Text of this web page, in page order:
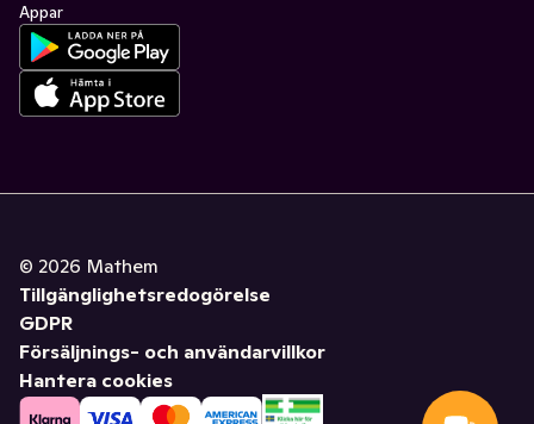
Appar
© 2026 Mathem
Tillgänglighetsredogörelse
GDPR
Försäljnings- och användarvillkor
Hantera cookies